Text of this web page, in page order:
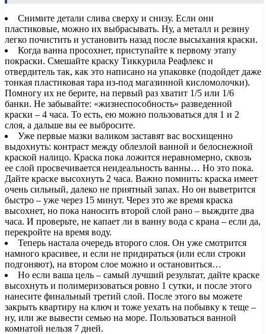
Снимите детали слива сверху и снизу. Если они
пластиковые, можно их выбрасывать. Ну, а металл и резину
легко почистить и установить назад после высыхания краски.
Когда ванна просохнет, приступайте к первому этапу
покраски. Смешайте краску Тиккурила Реафлекс и
отвердитель так, как это написано на упаковке (подойдет даже
тонкая пластиковая тара из-под магазинной кисломолочки).
Помногу их не берите, на первый раз хватит 1/5 или 1/6
банки. Не забывайте: «жизнеспособность» разведенной
краски – 4 часа. То есть, ею можно пользоваться для 1 и 2
слоя, а дальше вы ее выбросите.
Уже первые мазки валиком заставят вас восхищенно
выдохнуть: контраст между облезлой ванной и белоснежной
краской налицо. Краска пока ложится неравномерно, сквозь
ее слой просвечивается неидеальность ванны… Но это пока.
Дайте краске высохнуть 2 часа. Важно помнить: краска имеет
очень сильный, далеко не приятный запах. Но он выветрится
быстро – уже через 15 минут. Через это же время краска
высохнет, но пока наносить второй слой рано – выждите два
часа. И проверьте, не капает ли в ванну вода с крана – если да,
перекройте на время воду.
Теперь настала очередь второго слоя. Он уже смотрится
намного красивее, и если не придираться (или если строки
подгоняют), на втором слое можно и остановиться…
Но если ваша цель – самый лучший результат, дайте краске
высохнуть и полимеризоваться ровно 1 сутки, и после этого
нанесите финальный третий слой. После этого вы можете
закрыть квартиру на ключ и тоже уехать на побывку к теще –
ну, или же вывести семью на море. Пользоваться ванной
комнатой нельзя 7 дней.